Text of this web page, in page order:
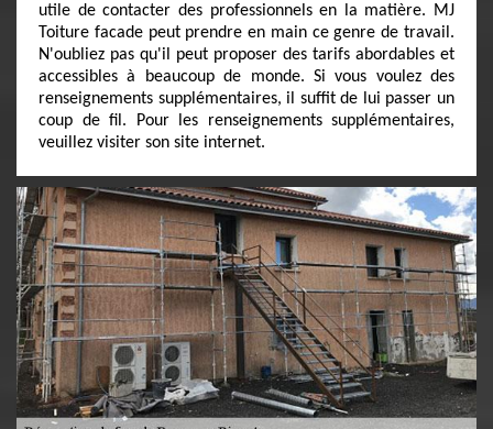
utile de contacter des professionnels en la matière. MJ
Toiture facade peut prendre en main ce genre de travail.
N'oubliez pas qu'il peut proposer des tarifs abordables et
accessibles à beaucoup de monde. Si vous voulez des
renseignements supplémentaires, il suffit de lui passer un
coup de fil. Pour les renseignements supplémentaires,
veuillez visiter son site internet.